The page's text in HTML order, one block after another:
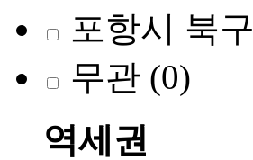
포항시 북구
무관 (0)
역세권